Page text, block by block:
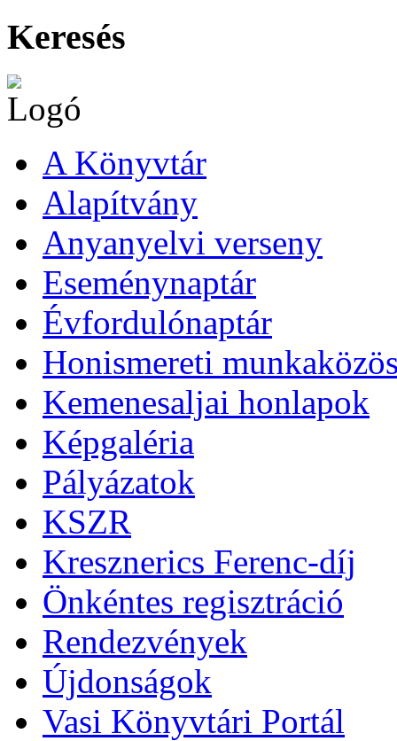
Keresés
A Könyvtár
Alapítvány
Anyanyelvi verseny
Eseménynaptár
Évfordulónaptár
Honismereti
Kemenesaljai honlapok
Képgaléria
Pályázatok
KSZR
Kresznerics Ferenc-díj
Önkéntes regisztráció
Rendezvények
Újdonságok
Vasi Könyvtári Portál